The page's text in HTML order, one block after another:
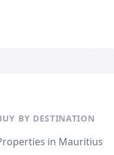
BY DESTINATION
in Mauritius